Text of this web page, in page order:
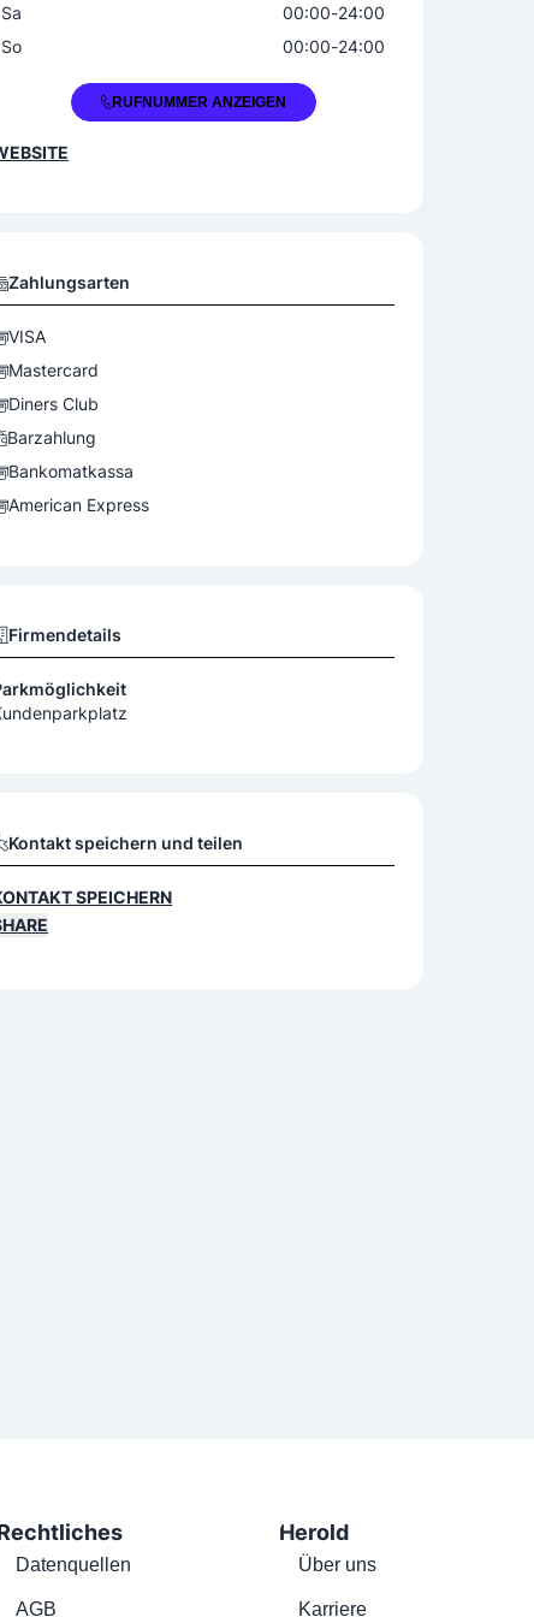
Sa
00:00-24:00
So
00:00-24:00
+43 5372 71021RUFNUMMER ANZEIGEN
Zahlungsarten
VISA
Mastercard
Diners Club
Barzahlung
Bankomatkassa
American Express
Firmendetails
Kontakt speichern und teilen
SPEICHERN
Datenquellen
AGB
Herold
Über uns
Karriere